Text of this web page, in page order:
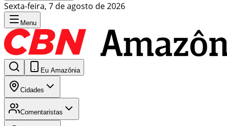
Sexta-feira, 7 de agosto de 2026
Menu
Eu Amazônia
Cidades
Comentaristas